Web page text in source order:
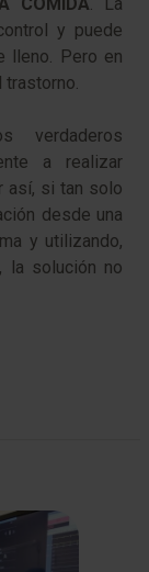
y puede
lleno. Pero en
trastorno.
verdaderos
a realizar
así, si tan solo
desde una
y utilizando,
la solución no